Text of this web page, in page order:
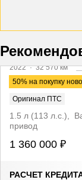
50% на покупку
2022·32 570 км
Chery Tiggo 4
Оригинал ПТС
1.5 л (113 л.с.),
привод
1 360 000 ₽
РАСЧЕТ